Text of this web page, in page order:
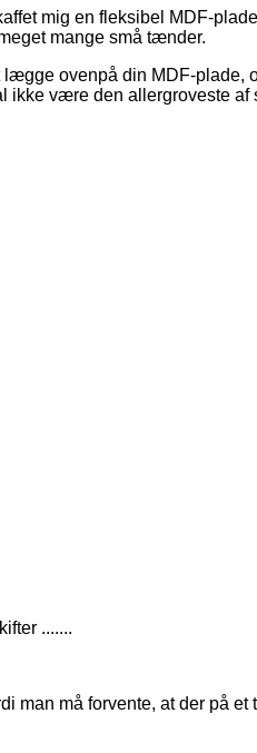
mig en fleksibel MDF-
mange små tænder.
ovenpå din MDF-
ikke være den allergroveste af
.......
man må forvente, at der på